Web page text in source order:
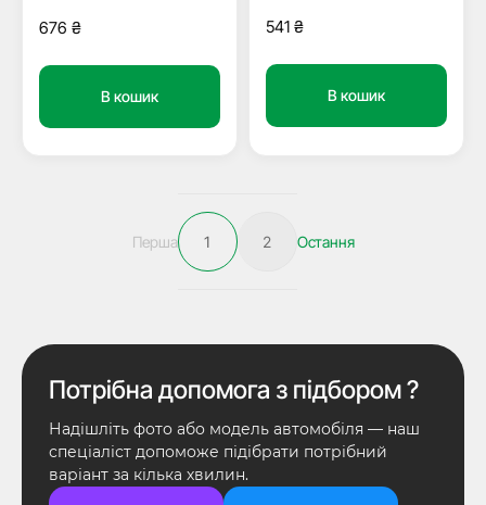
676 ₴
В кошик
541 ₴
В кошик
Перша 1 2 Остання
Потрібна допомога з підбором ?
Надішліть фото або модель автомобіля — наш
спеціаліст допоможе підібрати потрібний
варіант за кілька хвилин.